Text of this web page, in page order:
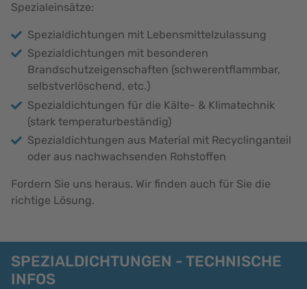
Spezialeinsätze:
Spezialdichtungen mit Lebensmittelzulassung
Spezialdichtungen mit besonderen
Brandschutzeigenschaften (schwerentflammbar,
selbstverlöschend, etc.)
Spezialdichtungen für die Kälte- & Klimatechnik
(stark temperaturbeständig)
Spezialdichtungen aus Material mit Recyclinganteil
oder aus nachwachsenden Rohstoffen
Fordern Sie uns heraus. Wir finden auch für Sie die
richtige Lösung.
SPEZIALDICHTUNGEN - TECHNISCHE
INFOS